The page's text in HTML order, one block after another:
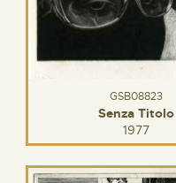
GSB08823
Senza Titolo
1977